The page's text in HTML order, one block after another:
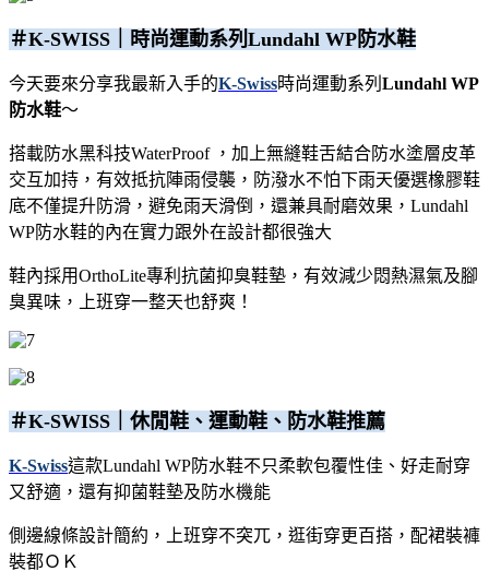
＃K-SWISS｜時尚運動系列Lundahl WP防水鞋
今天要來分享我最新入手的K-Swiss時尚運動系列 Lundahl WP
防水鞋～
搭載防水黑科技WaterProof ，加上無縫鞋舌結合防水塗層皮革
交互加持，有效抵抗陣雨侵襲，防潑水不怕下雨天優選橡膠鞋
底不僅提升防滑，避免雨天滑倒，還兼具耐磨效果，Lundahl
WP防水鞋的內在實力跟外在設計都很強大
鞋內採用OrthoLite專利抗菌抑臭鞋墊，有效減少悶熱濕氣及腳
臭異味，上班穿一整天也舒爽！
＃K-SWISS｜休閒鞋、運動鞋、防水鞋推薦
K-Swiss這款Lundahl WP防水鞋不只柔軟包覆性佳、好走耐穿
又舒適，還有抑菌鞋墊及防水機能
側邊線條設計簡約，上班穿不突兀，逛街穿更百搭，配裙裝褲
裝都ＯＫ